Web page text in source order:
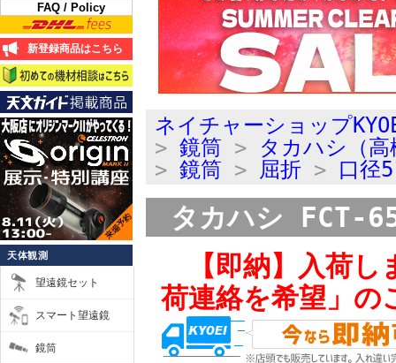
FAQ / Policy
新登録商品はこちら
天体観測
望遠鏡セット
スマート望遠鏡
鏡筒
ネイチャーショップ
> 鏡筒 > タカハシ（
> 鏡筒 > 屈折 > 口径
タカハシ FCT-
【即納】入荷
荷連絡を希望」の